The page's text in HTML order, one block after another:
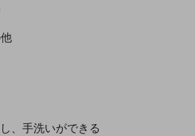
、手洗いができる